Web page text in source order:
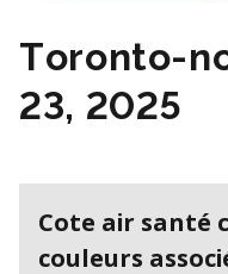
Toronto-
23, 2025
Cote air santé
couleurs